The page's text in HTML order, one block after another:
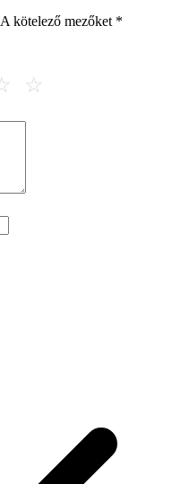
A kötelező mezőket *